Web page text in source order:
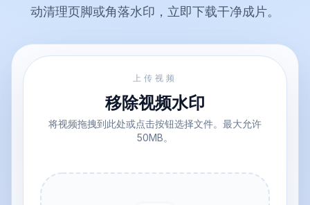
动清理页脚或角落水印，立即下载干净成片。
上传视频
移除视频水印
将视频拖拽到此处或点击按钮选择文件。最大允许
50MB。